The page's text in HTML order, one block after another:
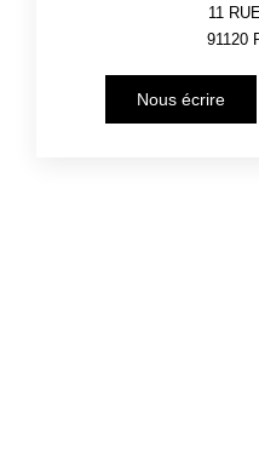
11
91120
Nous écrire